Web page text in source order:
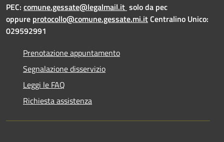
PEC: comune.gessate@legalmail.it solo da pec
oppure protocollo@comune.gessate.mi.itCentralino Unico:
029592991
Prenotazione appuntamento
Segnalazione disservizio
Leggi le FAQ
Richiesta assistenza